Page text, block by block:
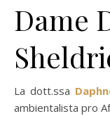
Dame
La dott.ssa
ambientalista pro